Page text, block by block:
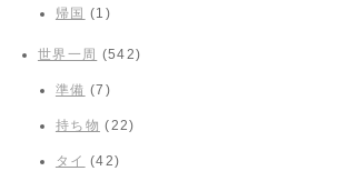
帰国 (1)
世界一周 (542)
準備 (7)
持ち物 (22)
タイ (42)